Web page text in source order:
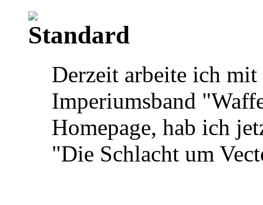
Derzeit arbeite ich
Imperiumsband
Homepage, hab ich
"Die Schlacht um